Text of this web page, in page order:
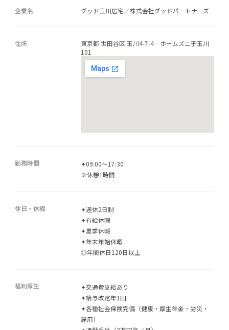
企業名 グッド玉川居宅／株式会社グッドパートナーズ
住所
東京都 世田谷区 玉川4-7-4 ホームズ二子玉川
101
勤務時間
✦09:00～17:30
※休憩1時間
休日・休暇
✦週休2日制
✦有給休暇
✦夏季休暇
✦年末年始休暇
◎年間休日120日以上
福利厚生
✦交通費支給あり
✦給与改定年1回
✦各種社会保険完備（健康・厚生年金・労災・
雇用）